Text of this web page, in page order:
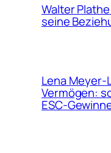
Walter
seine
Lena Meyer-
Vermögen:
ESC-